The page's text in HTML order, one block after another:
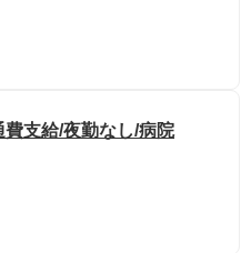
支給/夜勤なし/病院